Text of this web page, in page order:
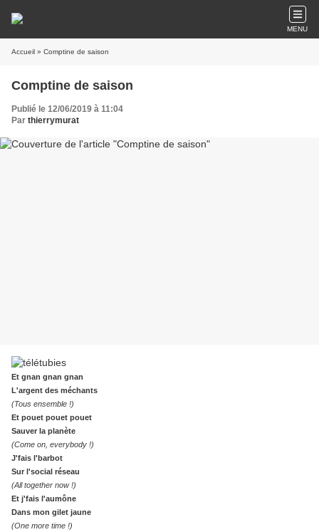
MENU
Accueil » Comptine de saison
Comptine de saison
Publié le 12/06/2019 à 11:04
Par thierrymurat
Et gnan gnan gnan
L'argent des méchants
(Tous ensemble !)
Et pouet pouet pouet
Sauver la planète
(Come on, everybody !)
J'fais l'barbot
Sur l'social réseau
(All together now !)
Et j'fais l'aumône
Dans mon gilet jaune
(One more time !)